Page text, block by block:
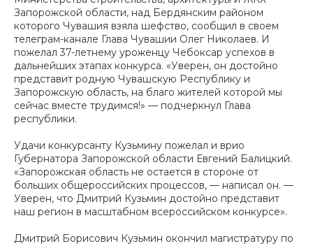
Запорожской области, над Бердянским районом
которого Чувашия взяла шефство, сообщил в своем
телеграм-канале Глава Чувашии Олег Николаев. И
пожелал 37-летнему уроженцу Чебоксар успехов в
дальнейших этапах конкурса. «Уверен, он достойно
представит родную Чувашскую Республику и
Запорожскую область, на благо жителей которой мы
сейчас вместе трудимся!» — подчеркнул Глава
республики.
Удачи конкурсанту Кузьмину пожелал и врио
Губернатора Запорожской области Евгений Балицкий.
«Запорожская область не остается в стороне от
больших общероссийских процессов, — написал он. —
Уверен, что Дмитрий Кузьмин достойно представит
наш регион в масштабном всероссийском конкурсе».
Дмитрий Борисович Кузьмин окончил магистратуру по